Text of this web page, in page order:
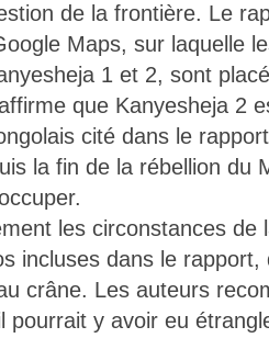
de la frontière. Le
Maps, sur laquelle
1 et 2, sont
que Kanyesheja 2
cité dans le
la fin de la rébellion du
les circonstances de
incluses dans le rapport,
crâne. Les auteurs
pourrait y avoir eu